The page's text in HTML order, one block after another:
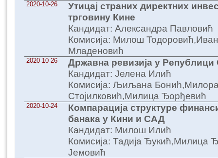
2020-10-26
Утицај страних директних
трговину Кине
Кандидат: Александра Павловић
Комисија: Милош
Младеновић
2020-10-26
Државна ревизија у Републици
Кандидат: Јелена Илић
Комисија: Љиљана
Стојилковић,Милица Ђорђевић
2020-10-24
Компарација структуре
банака у Кини и САД
Кандидат: Милош Илић
Комисија: Тадија Ђукић,Милица
Јемовић